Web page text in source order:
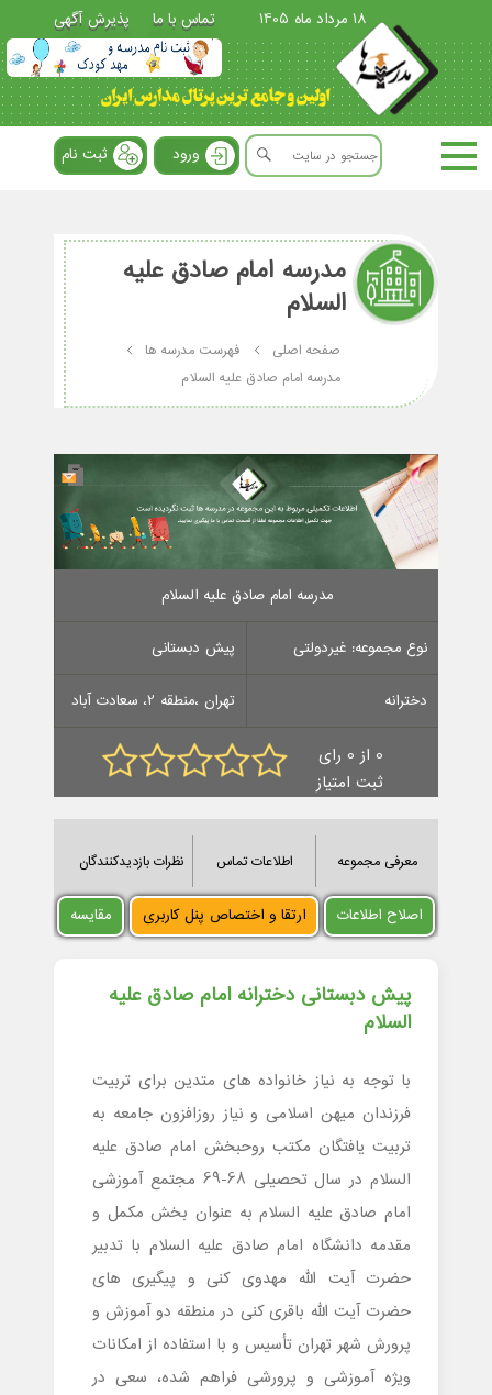
18 مرداد ماه 1405 تماس با ما پذیرش آگهی
ورود ثبت نام
مدرسه امام صادق علیه
السلام
صفحه اصلی
فهرست مدرسه ها
مدرسه امام صادق علیه السلام
مدرسه امام صادق علیه السلام
نوع مجموعه: غیردولتی پیش دبستانی
دخترانه تهران ،منطقه 2، سعادت آباد
0 از 0 رای
ثبت امتیاز
معرفی مجموعه اطلاعات تماس نظرات بازدیدکنندگان
اصلاح اطلاعات ارتقا و اختصاص پنل کاربری مقایسه
پیش دبستانی دخترانه امام صادق علیه
السلام
با توجه به نیاز خانواده های متدین برای تربیت
فرزندان میهن اسلامی و نیاز روزافزون جامعه به
تربیت یافتگان مکتب روحبخش امام صادق علیه
السلام در سال تحصیلی 68-69 مجتمع آموزشی
امام صادق علیه السلام به عنوان بخش مکمل و
مقدمه دانشگاه امام صادق علیه السلام با تدبیر
حضرت آیت الله مهدوی کنی و پیگیری های
حضرت آیت الله باقری کنی در منطقه دو آموزش و
پرورش شهر تهران تأسیس و با استفاده از امکانات
ویژه آموزشی و پرورشی فراهم شده، سعی در